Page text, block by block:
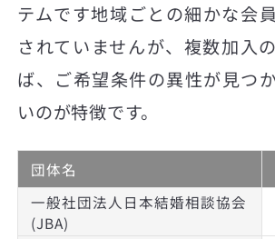
テムです地域ごとの細かな会
されていませんが、複数加入
ば、ご希望条件の異性が見つ
いのが特徴です。
団体名
一般社団法人日本結婚相談協会
(JBA)